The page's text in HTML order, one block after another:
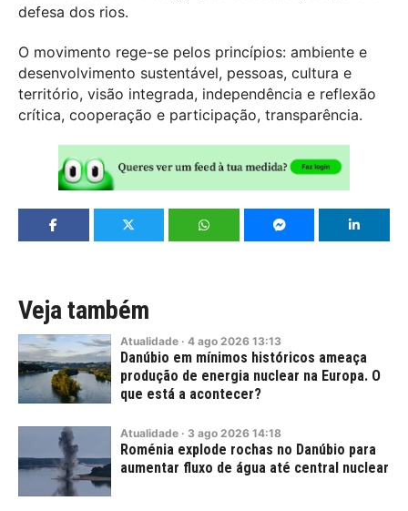
defesa dos rios.
O movimento rege-se pelos princípios: ambiente e
desenvolvimento sustentável, pessoas, cultura e
território, visão integrada, independência e reflexão
crítica, cooperação e participação, transparência.
Veja também
Atualidade · 4 ago 2026 13:13
Danúbio em mínimos históricos ameaça
produção de energia nuclear na Europa. O
que está a acontecer?
Atualidade · 3 ago 2026 14:18
Roménia explode rochas no Danúbio para
aumentar fluxo de água até central nuclear